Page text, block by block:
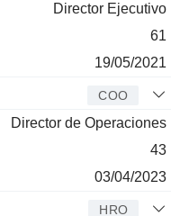
Director Ejecutivo
61
19/05/2021
COO
Director de Operaciones
43
03/04/2023
HRO